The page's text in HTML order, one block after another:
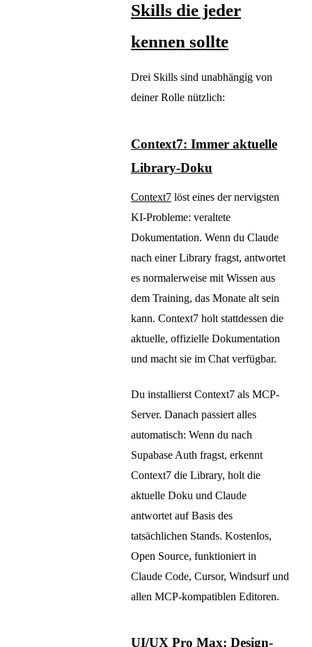
Skills die jeder
kennen sollte
Drei Skills sind unabhängig von
deiner Rolle nützlich:
Context7: Immer aktuelle
Library-Doku
Context7 löst eines der nervigsten
KI-Probleme: veraltete
Dokumentation. Wenn du Claude
nach einer Library fragst, antwortet
es normalerweise mit Wissen aus
dem Training, das Monate alt sein
kann. Context7 holt stattdessen die
aktuelle, offizielle Dokumentation
und macht sie im Chat verfügbar.
Du installierst Context7 als MCP-
Server. Danach passiert alles
automatisch: Wenn du nach
Supabase Auth fragst, erkennt
Context7 die Library, holt die
aktuelle Doku und Claude
antwortet auf Basis des
tatsächlichen Stands. Kostenlos,
Open Source, funktioniert in
Claude Code, Cursor, Windsurf und
allen MCP-kompatiblen Editoren.
UI/UX Pro Max: Design-